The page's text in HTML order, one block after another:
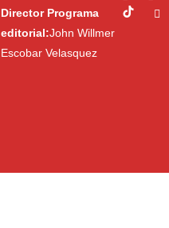
Director Programa
editorial:John Willmer
Escobar Velasquez